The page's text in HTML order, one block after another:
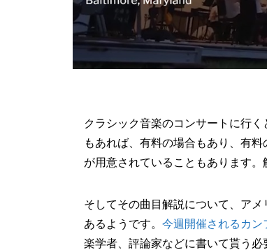
クラシック音楽のコンサートに行
もあれば、有料の場合もあり、有
が用意されていることもあります
そしてその曲目解説について、ア
あるようです。 今週開催されるカン
楽学者、評論家などに書いて貰う